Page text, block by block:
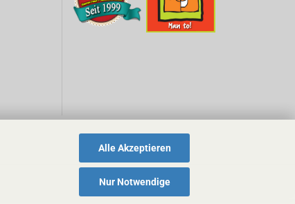
Alle Akzeptieren
Nur Notwendige